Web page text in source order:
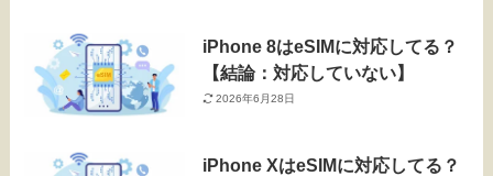
iPhone 8はeSIMに対応してる？
【結論：対応していない】
2026年6月28日
iPhone XはeSIMに対応してる？